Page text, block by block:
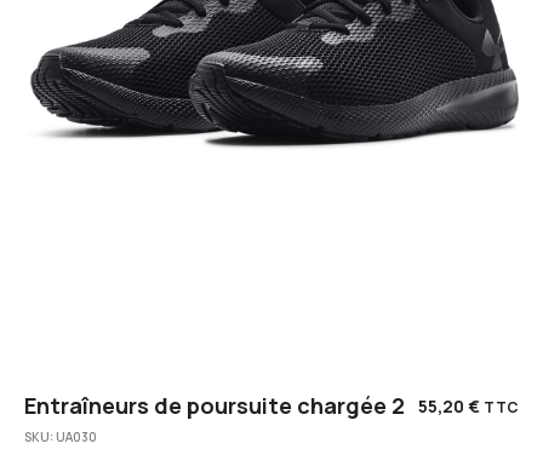
Entraîneurs de poursuite chargée 2 55,20 € TTC
SKU: UA030